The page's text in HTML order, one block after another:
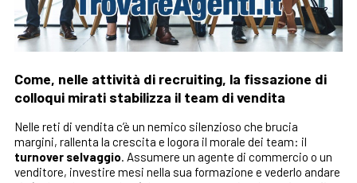
Come, nelle attività di recruiting, la fissazione di
colloqui mirati stabilizza il team di vendita
Nelle reti di vendita c’è un nemico silenzioso che brucia
margini, rallenta la crescita e logora il morale dei team: il
turnover selvaggio. Assumere un agente di commercio o un
venditore, investire mesi nella sua formazione e vederlo andare